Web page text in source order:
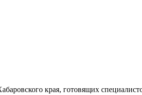
края, готовящих